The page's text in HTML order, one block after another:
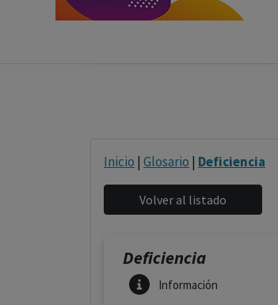
Inicio | Glosario | Deficiencia
Deficiencia
Información